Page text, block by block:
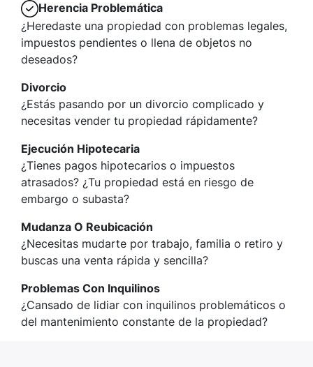
Herencia Problemática
¿Heredaste una propiedad con problemas legales,
impuestos pendientes o llena de objetos no
deseados?
Divorcio
¿Estás pasando por un divorcio complicado y
necesitas vender tu propiedad rápidamente?
Ejecución Hipotecaria
¿Tienes pagos hipotecarios o impuestos
atrasados? ¿Tu propiedad está en riesgo de
embargo o subasta?
Mudanza O Reubicación
¿Necesitas mudarte por trabajo, familia o retiro y
buscas una venta rápida y sencilla?
Problemas Con Inquilinos
¿Cansado de lidiar con inquilinos problemáticos o
del mantenimiento constante de la propiedad?